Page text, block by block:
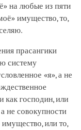
на любые из пяти
имущество, то,
прасангики
систему
«я», а не
как господин, или
не совокупности
или то,